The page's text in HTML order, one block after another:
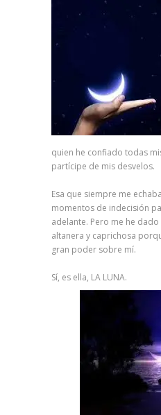
quien he confiado todas
partícipe de mis desvelos.
Esa que siempre me
momentos de indecisión
adelante. Pero me he
altanera y caprichosa
gran poder sobre mí.
Sí, es ella, LA LUNA.